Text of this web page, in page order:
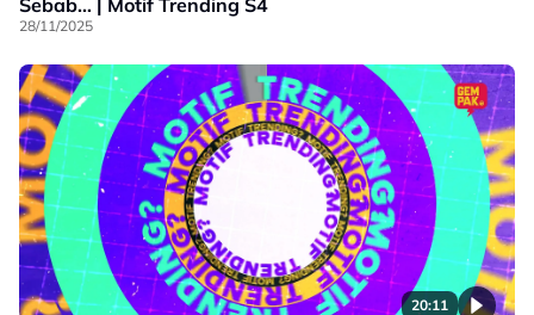
Sebab… | Motif Trending S4
28/11/2025
20:11